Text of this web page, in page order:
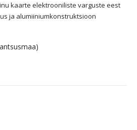
kaarte elektrooniliste varguste eest
ja alumiiniumkonstruktsioon